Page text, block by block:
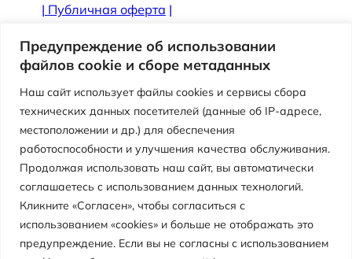
Предупреждение об использовании
файлов cookie и сборе метаданных
Наш сайт использует файлы cookies и сервисы сбора
технических данных посетителей (данные об IP-адресе,
местоположении и др.) для обеспечения
работоспособности и улучшения качества обслуживания.
Продолжая использовать наш сайт, вы автоматически
соглашаетесь с использованием данных технологий.
Кликните «Согласен», чтобы согласиться с
использованием «cookies» и больше не отображать это
предупреждение. Если вы не согласны с использованием
| Публичная оферта |
Противодействие коррупции
Версия сайта для слабовидящих